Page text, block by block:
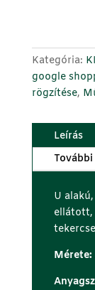
zöld
-
10db/
Kategória:
google
rögzítése,
Leírás
U
ellátott,
Mérete: